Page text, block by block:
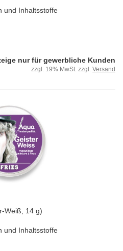
und In­halts­stof­fe
nur für gewerbliche Kunden
zzgl. 19% MwSt. zzgl. Versand
​Weiß, 14 g)
und In­halts­stof­fe